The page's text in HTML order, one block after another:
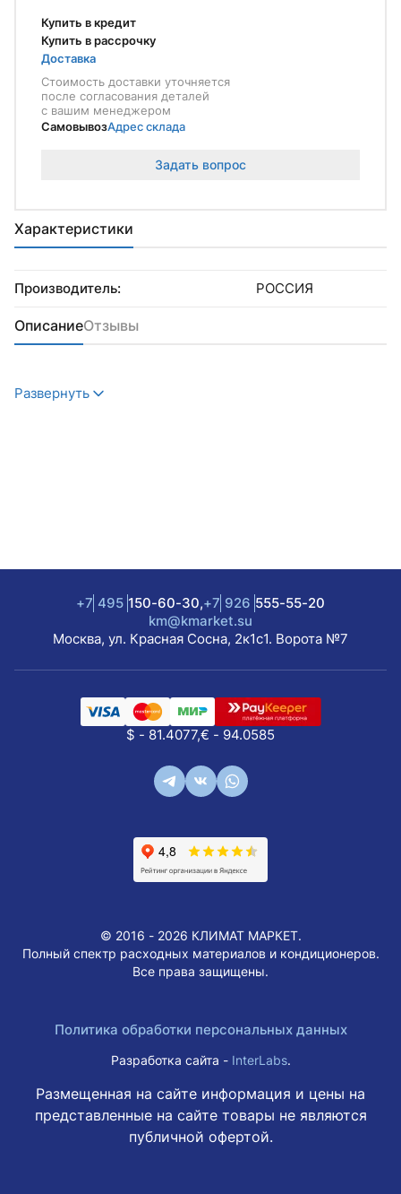
Характеристики
Производитель: РОССИЯ
Купить в кредит
Купить в рассрочку
Доставка
Стоимость доставки уточняется
после согласования деталей
с вашим менеджером
СамовывозАдрес склада
Задать вопрос
ОписаниеОтзывы
Развернуть
+7 495 150-60-30,+7 926 555-55-20
km@kmarket.su
Москва, ул. Красная Сосна, 2к1с1. Ворота №7
$ - 81.4077,€ - 94.0585
© 2016 - 2026 КЛИМАТ МАРКЕТ.
Полный спектр расходных материалов и кондиционеров.
Все права защищены.
Политика обработки персональных данных
Разработка сайта - InterLabs.
Размещенная на сайте информация и цены на
представленные на сайте товары не являются
публичной офертой.